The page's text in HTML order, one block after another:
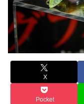
X
Pocket